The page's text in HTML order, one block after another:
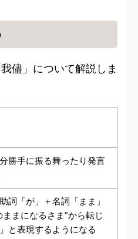
儘」について解説しま
勝手に振る舞ったり発言
詞「が」＋名詞「まま」
ままになるさま”から転じ
と表現するようになる